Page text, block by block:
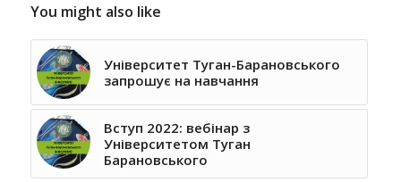
You might also like
Університет Туган-Барановського
запрошує на навчання
Вступ 2022: вебінар з
Університетом Туган
Барановського